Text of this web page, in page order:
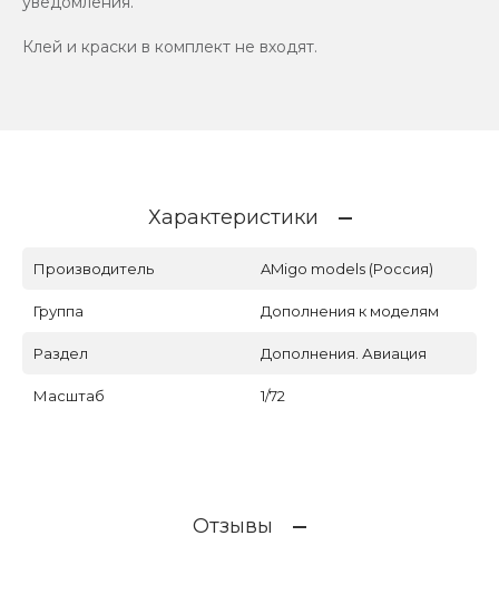
Клей и краски в комплект не входят.
Характеристики
Производитель AMigo models (Россия)
Группа Дополнения к моделям
Раздел Дополнения. Авиация
Масштаб 1/72
Отзывы